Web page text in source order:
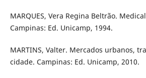
MARQUES, Vera Regina Beltrão.
Campinas: Ed. Unicamp, 1994.
MARTINS, Valter. Mercados urbanos,
cidade. Campinas: Ed. Unicamp, 2010.